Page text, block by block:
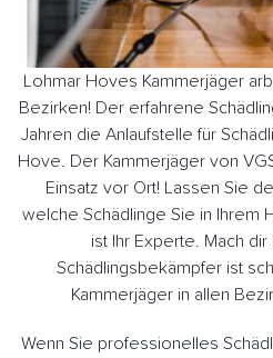
Lohmar Hoves Kammerjäger
Bezirken! Der erfahrene
Jahren die Anlaufstelle für
Hove. Der Kammerjäger von
Einsatz vor Ort! Lassen Sie
welche Schädlinge Sie in Ihrem
ist Ihr Experte. Mach
Schädlingsbekämpfer ist
Kammerjäger in allen
Wenn Sie professionelles